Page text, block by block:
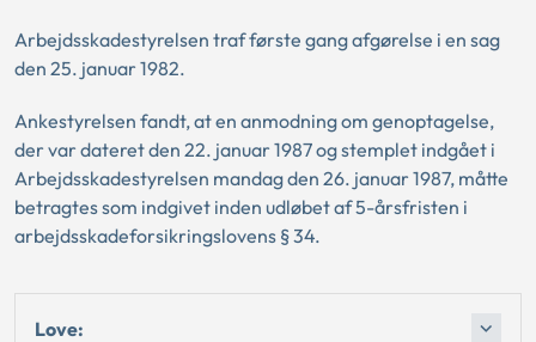
Arbejdsskadestyrelsen traf første gang afgørelse i en sag
den 25. januar 1982.
Ankestyrelsen fandt, at en anmodning om genoptagelse,
der var dateret den 22. januar 1987 og stemplet indgået i
Arbejdsskadestyrelsen mandag den 26. januar 1987, måtte
betragtes som indgivet inden udløbet af 5-årsfristen i
arbejdsskadeforsikringslovens § 34.
Love: